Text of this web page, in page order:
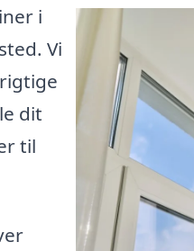
i
Vi
dit
til